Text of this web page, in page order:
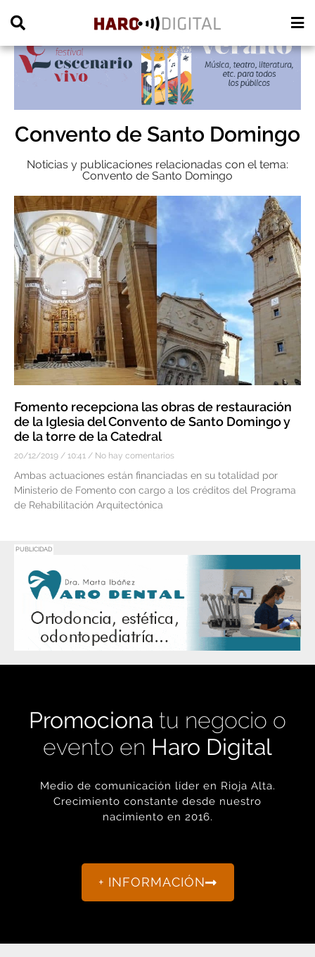
Convento de Santo Domingo
Noticias y publicaciones relacionadas con el tema:
Convento de Santo Domingo
Fomento recepciona las obras de restauración
de la Iglesia del Convento de Santo Domingo y
de la torre de la Catedral
20/12/2019 10:41 No hay comentarios
Ambas actuaciones están financiadas en su totalidad por
Ministerio de Fomento con cargo a los créditos del Programa
de Rehabilitación Arquitectónica
PUBLICIDAD
Promociona tu negocio o
evento en Haro Digital
Medio de comunicación líder en Rioja Alta.
Crecimiento constante desde nuestro
nacimiento en 2016.
+ INFORMACIÓN